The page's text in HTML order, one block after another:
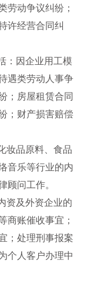
劳动争议纠纷；
许经营合同纠
：因企业用工模
遇类劳动人事争
；房屋租赁合同
；财产损害赔偿
妆品原料、食品
音乐等行业的内
问工作。
资及外资企业的
商账催收事宜；
；处理刑事报案
个人客户办理中